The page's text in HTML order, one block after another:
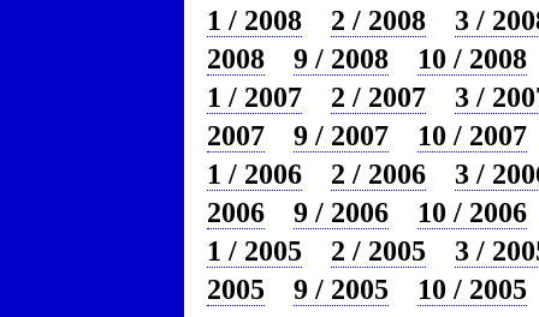
1 / 2008
2 / 2008
3 /
2008
9 / 2008
10 / 2008
1 / 2007
2 / 2007
3 /
2007
9 / 2007
10 / 2007
1 / 2006
2 / 2006
3 /
2006
9 / 2006
10 / 2006
1 / 2005
2 / 2005
3 /
2005
9 / 2005
10 / 2005